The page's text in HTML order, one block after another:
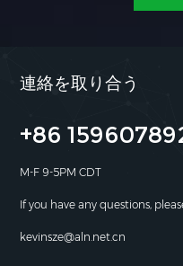
連絡を取り合う
+86
M-F 9-5PM CDT
If you have any questions,
kevinsze@aln.net.cn